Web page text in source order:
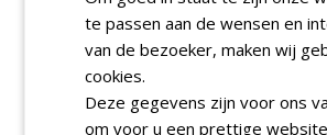
vrijdag 9 oktober 2026
toekomst begint
openbare ruimte
te passen aan de wensen en
van de bezoeker, maken wij
cookies.
Deze gegevens zijn voor ons
om voor u een prettige